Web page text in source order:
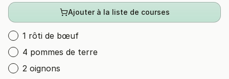
Ajouter à la liste de courses
1 rôti de bœuf
4 pommes de terre
2 oignons